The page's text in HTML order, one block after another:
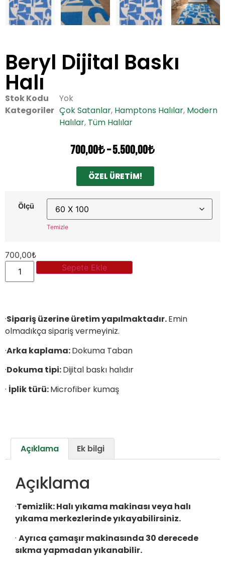
Beryl Dijital Baskı
Halı
Stok Kodu
Yok
Kategoriler Çok Satanlar, Hamptons Halılar, Modern
Halılar, Tüm Halılar
700,00₺–5.500,00₺
ÖZEL ÜRETİM!
Ölçü
Temizle
700,00₺
Sepete Ekle
·Sipariş üzerine üretim yapılmaktadır.Emin
olmadıkça sipariş vermeyiniz.
·Arka kaplama:Dokuma Taban
·Dokuma tipi:Dijital baskı halıdır
· İplik türü:Microfiber kumaş
Açıklama Ek bilgi
Açıklama
·Temizlik: Halı yıkama makinası veya halı
yıkama merkezlerinde yıkayabilirsiniz.
· Ayrıca çamaşır makinasında 30 derecede
sıkma yapmadan yıkanabilir.